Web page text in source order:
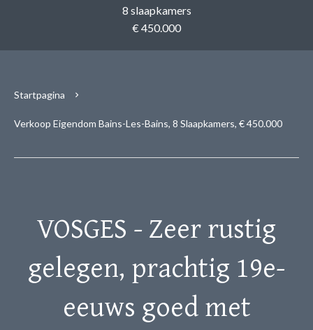
8 slaapkamers
€ 450.000
Startpagina
Verkoop Eigendom Bains-Les-Bains, 8 Slaapkamers, € 450.000
VOSGES - Zeer rustig
gelegen, prachtig 19e-
eeuws goed met